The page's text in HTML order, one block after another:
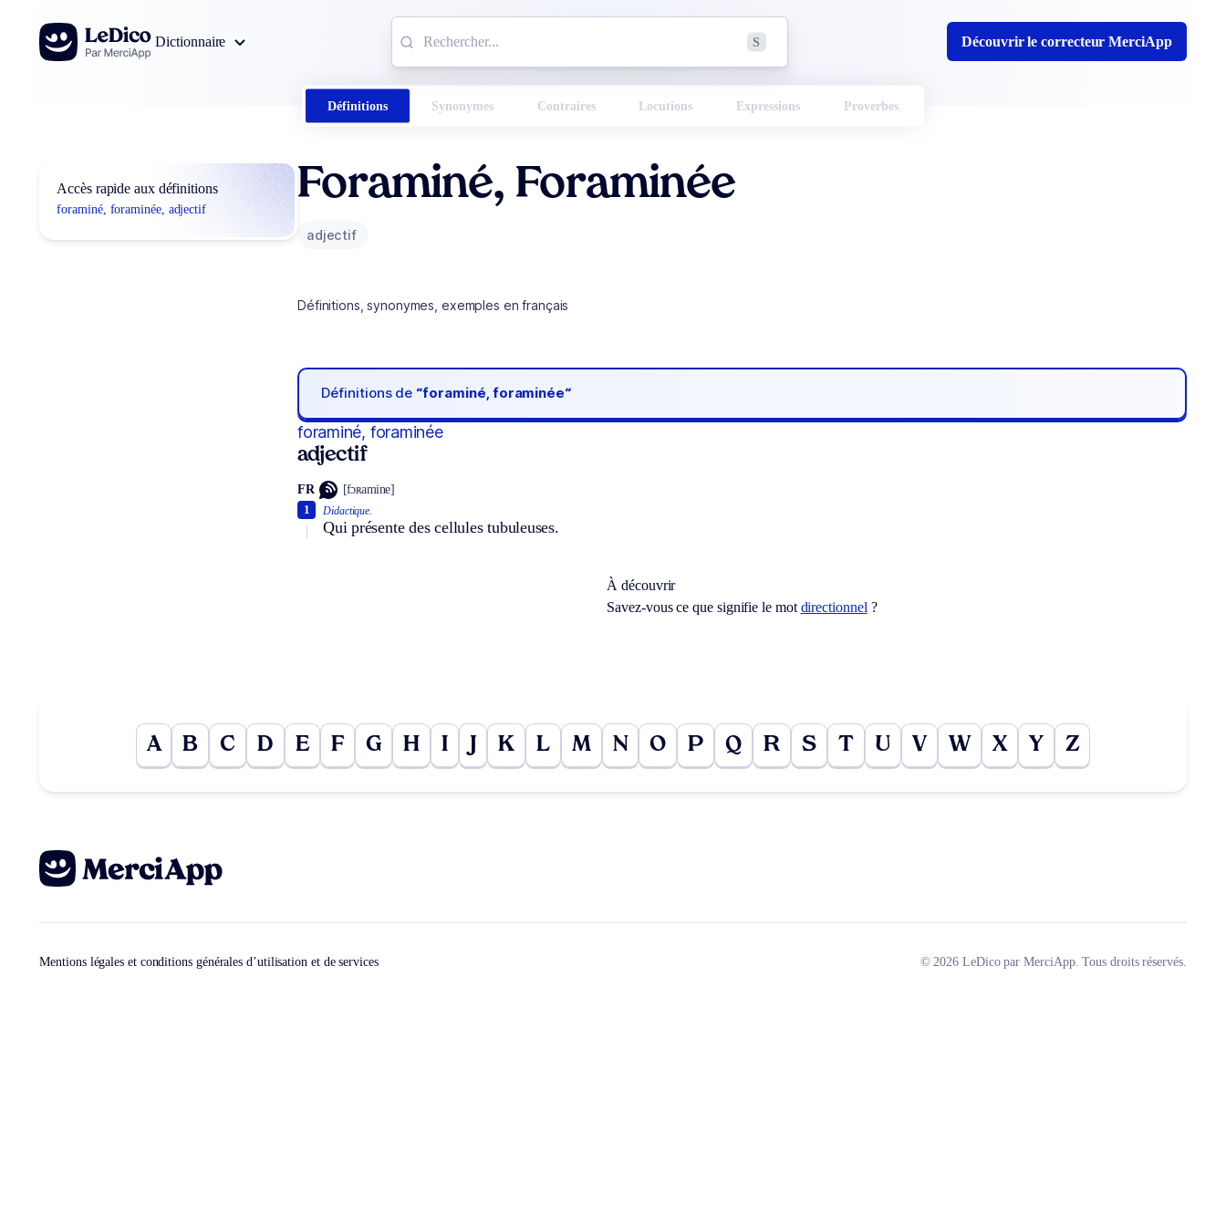
Aller au contenu
Dictionnaire
S Découvrir le correcteur MerciApp
Définitions Synonymes Contraires Locutions Expressions Proverbes
Accès rapide aux définitions
foraminé, foraminée, adjectif
Foraminé, Foraminée
adjectif
Définitions, synonymes, exemples en français
Définitions de “foraminé, foraminée“
foraminé, foraminée
adjectif
FR [fɔʀamine]
Didactique.
Qui présente des cellules tubuleuses.
1
À découvrir
Savez-vous ce que signifie le mot directionnel ?
A B C D E F G H I K L M N O P Q R S T U V W X Y Z
Mentions légales et conditions générales d’utilisation et de services © 2026 LeDico par MerciApp. Tous droits réservés.